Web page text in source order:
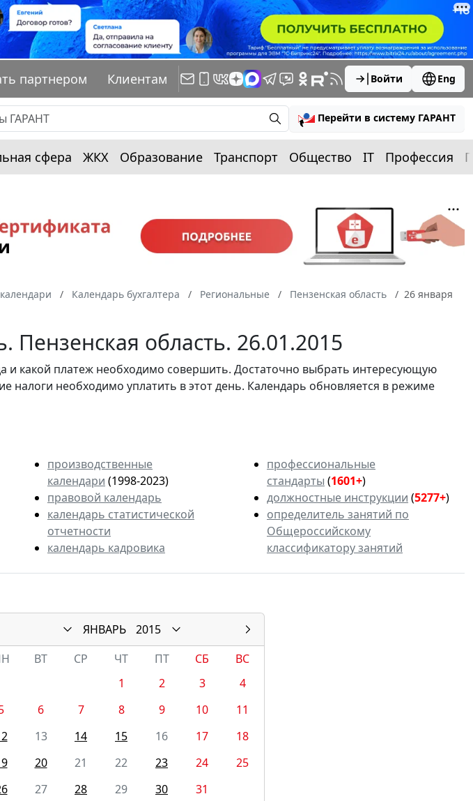
партнером Клиентам Войти Eng
Перейти в систему ГАРАНТ
сфера ЖКХ Образование Транспорт Общество IT Профессия
Календарь бухгалтера Региональные Пензенская область
26 января
Пензенская область. 26.01.2015
и какой платеж необходимо совершить. Достаточно выбрать интересующую
налоги необходимо уплатить в этот день. Календарь обновляется в режиме
производственные
календари (1998-2023)
правовой календарь
календарь статистической
отчетности
календарь кадровика
профессиональные
стандарты (1601+)
должностные инструкции (5277+)
определитель занятий по
Общероссийскому
классификатору занятий
ЯНВАРЬ
2015
ВТ СР ЧТ ПТ СБ
ВС
1
2 3
4
6 7 8 9 10
11
13 14 15 16 17
18
20 21 22 23 24
25
27 28 29 30 31